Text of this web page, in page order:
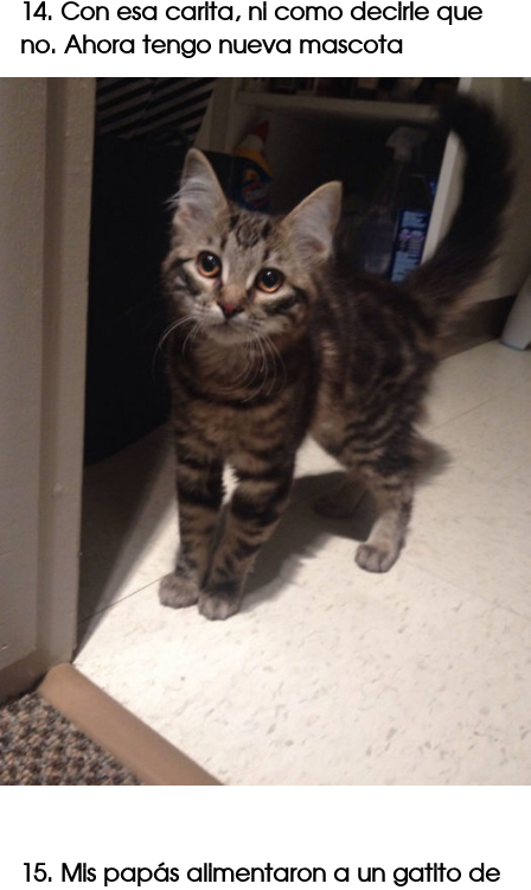
14. Con esa carita, ni como decirle que
no. Ahora tengo nueva mascota
15. Mis papás alimentaron a un gatito de